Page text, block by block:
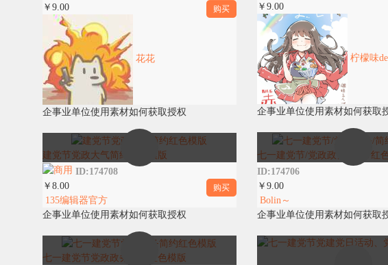
￥9.00
购买
花花
企事业单位使用素材如何获取授权
建党节党政大气简约红色模版
ID:174708
￥8.00
购买
135编辑器官方
企事业单位使用素材如何获取授权
七一建党节党政政务简约红色模版
￥9.00
柠檬味
企事业单位使用素材如何获取
七一建党节/党政政务/简约/红
ID:174706
￥9.00
Bolin～
企事业单位使用素材如何获取